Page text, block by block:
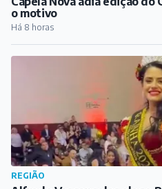
REGIÃO
Alfredo Vasconcelos elege
do Festival de Morangos,
Há 11 horas